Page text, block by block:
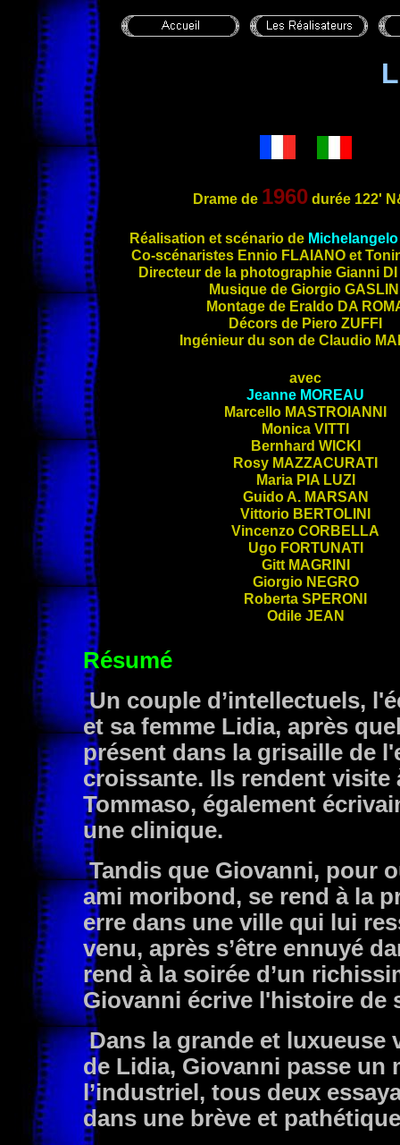
Drame de 1960 durée 122'
Réalisation et scénario de Michelangelo
Co-scénaristes Ennio FLAIANO et
Directeur de la photographie Gianni
Musique de Giorgio
Montage de Eraldo DA
Décors de Piero ZUFFI
Ingénieur du son de Claudio
avec
Jeanne MOREAU
Marcello MASTROIANNI
Monica VITTI
Bernhard WICKI
Rosy MAZZACURATI
Maria PIA LUZI
Guido A. MARSAN
Vittorio BERTOLINI
Vincenzo CORBELLA
Ugo FORTUNATI
Gitt MAGRINI
Giorgio NEGRO
Roberta SPERONI
Odile JEAN
Résumé
Un couple d’intellectuels,
et sa femme Lidia, après
présent dans la grisaille de
croissante. Ils rendent visite
Tommaso, également
une clinique.
Tandis que Giovanni, pour
ami moribond, se rend à la
erre dans une ville qui lui
venu, après s’être ennuyé
rend à la soirée d’un
Giovanni écrive l'histoire de
Dans la grande et luxueuse
de Lidia, Giovanni passe un
l’industriel, tous deux
dans une brève et